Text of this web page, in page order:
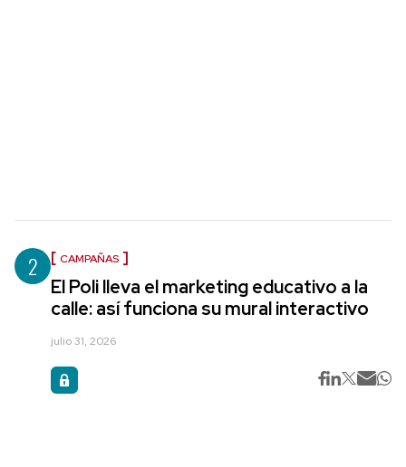
2 CAMPAÑAS
El Poli lleva el marketing educativo a la
calle: así funciona su mural interactivo
julio 31, 2026